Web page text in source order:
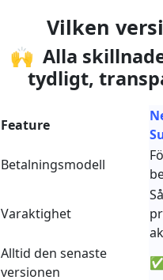
Vilken
🙌 Alla
tydligt,
Feature
Betalningsmodell
Varaktighet
Alltid den senaste
versionen